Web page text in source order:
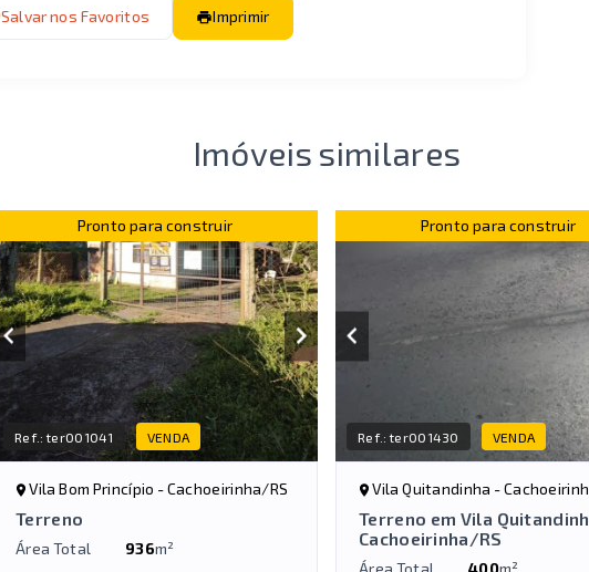
Salvar nos Favoritos Imprimir
Imóveis similares
Pronto para construir
Ref.:ter001041 VENDA
Vila Bom Princípio - Cachoeirinha/RS
Terreno
Área Total 936m²
Pronto para construir
Ref.:ter001430 VENDA
Vila Quitandinha -
Terreno em Vila
Cachoeirinha/RS